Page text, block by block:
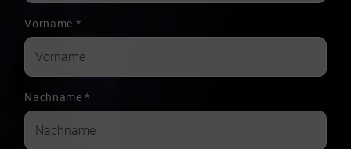
Vorname *
Nachname*